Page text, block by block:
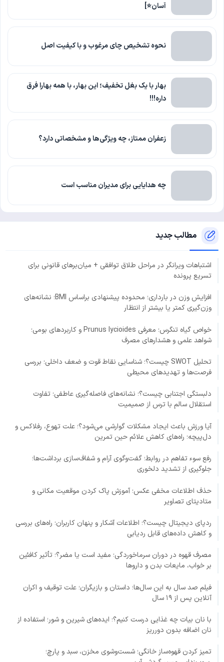
آسان⭐]
نحوه تشخیص چای مرغوب و با کیفیت اصل
بهار با یک بغل تخفیف؛ این بهار، با همه بهارا فرق
داره!!!
زعفران ممتاز، چه ویژگی‌ها و مشخصاتی دارد؟
چه هدایایی برای مدیران مناسب است
مطالب جدید
اشتباهات ویرانگر در مراحل طلاق توافقی + میان‌برهای قانونی برای
تسریع پرونده
افزایش وزن در بارداری؛ محدوده پیشنهادی براساس BMI؛ نشانه‌های
وزن‌گیری کمتر یا بیشتر از انتظار
خواص گیاه تنگرس؛ معرفی Prunus lycioides و کاربردهای بومی؛
شواهد علمی و هشدارهای مصرف
تحلیل SWOT چیست؟؛ شناسایی نقاط قوت و ضعف داخلی؛ بررسی
فرصت‌ها و تهدیدهای محیطی
دلبستگی اجتنابی چیست؟؛ نشانه‌های فاصله‌گیری عاطفی؛ تفاوت
استقلال سالم با ترس از صمیمیت
آیا ورزش باعث ایجاد مشکلات گوارشی می‌شود؟؛ علت تهوع، رفلاکس و
دل‌پیچه؛ راه‌های کاهش علائم حین تمرین
رفع سوء تفاهم در روابط؛ گفت‌وگوی آرام و شفاف‌سازی برداشت‌ها؛
جلوگیری از تشدید دلخوری
حذف اطلاعات مخفی عکس؛ آموزش پاک کردن موقعیت مکانی و
متادیتای تصاویر
ردپای دیجیتال چیست؟؛ اطلاعات آشکار و پنهان کاربران؛ راه‌های بررسی
و کاهش داده‌های قابل ردیابی
مصرف قهوه در دوران سرماخوردگی؛ مفید است یا مضر؟؛ تأثیر کافئین
بر خواب، مایعات بدن و داروها
فیلم صد سال به این سال‌ها؛ داستان و بازیگران؛ علت توقیف و اکران
آنلاین پس از ۱۹ سال
با نان بیات چه غذایی درست کنیم؟؛ ایده‌های شیرین و شور؛ استفاده از
نان اضافه بدون دورریز
تمیز کردن قهوه‌ساز خانگی؛ شست‌وشوی مخزن، سبد و پارچ؛